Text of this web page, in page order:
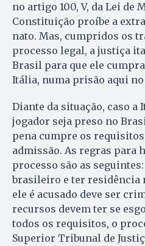
no artigo 100, V, da Lei de
Constituição proíbe a
nato. Mas, cumpridos os
processo legal, a justiça
Brasil para que ele
Itália, numa prisão aqui
Diante da situação, caso a
jogador seja preso no
pena cumpre os
admissão. As regras para
processo são as
brasileiro e ter residência
ele é acusado deve ser
recursos devem ter se
todos os requisitos, o
Superior Tribunal de